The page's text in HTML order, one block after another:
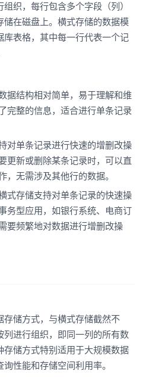
织，每行包含多个字段（列）
储在磁盘上。横式存储的数据模
库表格，其中每一行代表一个记
据结构相对简单，易于理解和维
完整的信息，适合进行单条记录
对单条记录进行快速的增删改操
更新或删除某条记录时，可以直
，无需涉及其他行的数据。
式存储支持对单条记录的快速操
务型应用，如银行系统、电商订
要频繁地对数据进行增删改操
存储方式，与横式存储截然不
列进行组织，即同一列的所有数
储方式特别适用于大规模数据
性能和存储空间利用率。